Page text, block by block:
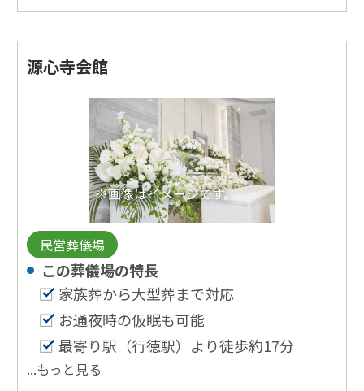
源心寺会館
※画像はイメージです。
民営葬儀場
この葬儀場の特⻑
家族葬から大型葬まで対応
お通夜時の仮眠も可能
最寄り駅（行徳駅）より徒歩約17分
...もっと見る